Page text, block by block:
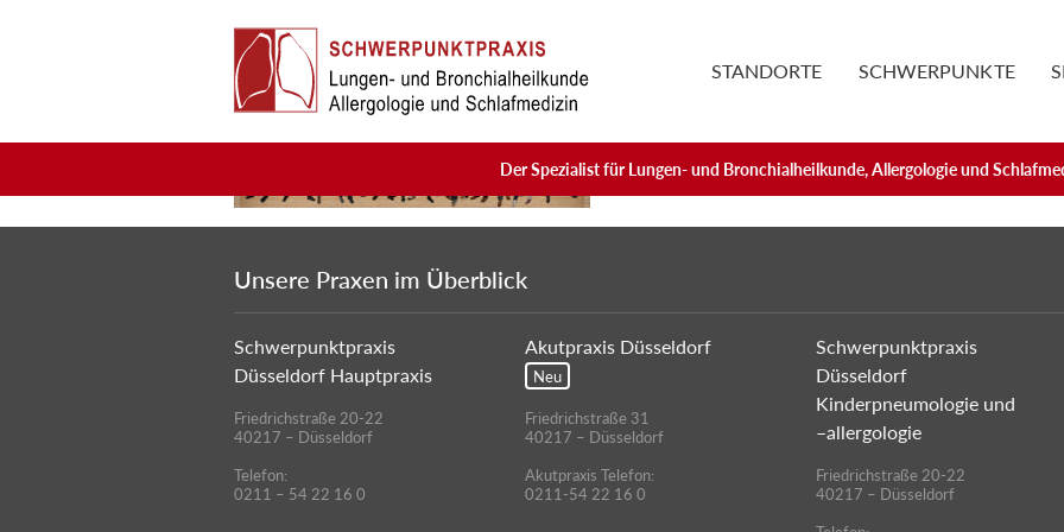
STANDORTE SCHWERPUNKTE
Der Spezialist für Lungen- und Bronchialheilkunde, Allergologie und
Unsere Praxen im Überblick
Schwerpunktpraxis
Düsseldorf Hauptpraxis
Friedrichstraße 20-22
40217 – Düsseldorf
Telefon:
0211 – 54 22 16 0
Akutpraxis Düsseldorf
Neu
Friedrichstraße 31
40217 – Düsseldorf
Akutpraxis Telefon:
0211-54 22 16 0
Schwerpunktpraxis
Düsseldorf
Kinderpneumologie und
–allergologie
Friedrichstraße 20-22
40217 – Düsseldorf